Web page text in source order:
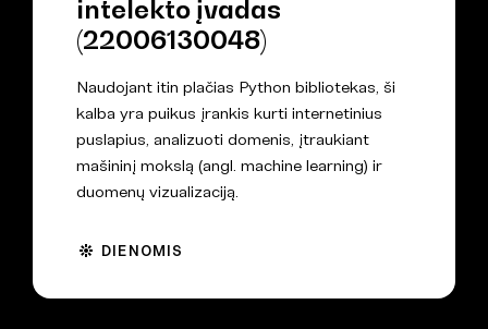
intelekto įvadas
(22006130048)
Naudojant itin plačias Python bibliotekas, ši
kalba yra puikus įrankis kurti internetinius
puslapius, analizuoti domenis, įtraukiant
mašininį mokslą (angl. machine learning) ir
duomenų vizualizaciją.
DIENOMIS